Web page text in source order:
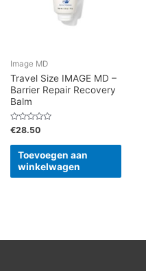
Image MD
Travel Size IMAGE MD –
Barrier Repair Recovery
Balm
Gewaardeerd
0
uit
€28.50
Toevoegen aan
winkelwagen